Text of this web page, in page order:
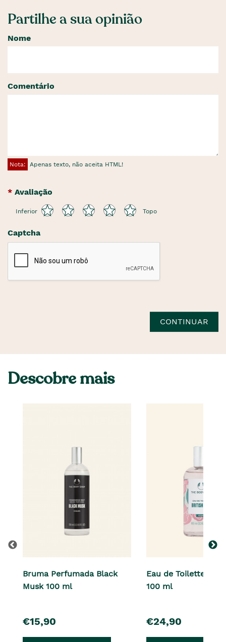
Partilhe a sua opinião
Nome
Comentário
Nota: Apenas texto, não aceita HTML!
Avaliação
Inferior Topo
Captcha
CONTINUAR
Descobre mais
Bruma Perfumada Black
Musk 100 ml
pre�o
€15,90
Eau de Toilette
100 ml
pre�o
€24,90